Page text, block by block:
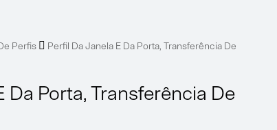
Perfis  Perfil Da Janela E Da Porta, Transferência De
Da Porta, Transferência De